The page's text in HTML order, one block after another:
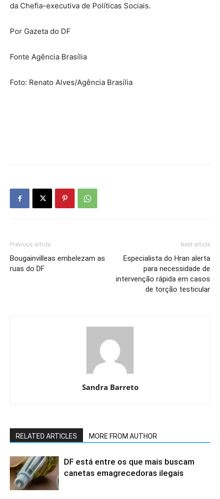
da Chefia-executiva de Políticas Sociais.
Por Gazeta do DF
Fonte Agência Brasília
Foto: Renato Alves/Agência Brasília
Previous article
Bougainvilleas embelezam as
ruas do DF
Next article
Especialista do Hran alerta
para necessidade de
intervenção rápida em casos
de torção testicular
Sandra Barreto
RELATED ARTICLES MORE FROM AUTHOR
DF está entre os que mais buscam
canetas emagrecedoras ilegais